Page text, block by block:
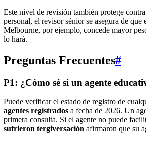
Este nivel de revisión también protege
personal, el revisor sénior se asegura de
Melbourne, por ejemplo, concede mayor
lo hará.
Preguntas Frecuentes#
P1: ¿Cómo sé si un agente
Puede verificar el estado de registro de
agentes registrados a fecha de 2026. Un
primera consulta. Si el agente no puede
sufrieron tergiversación afirmaron que su